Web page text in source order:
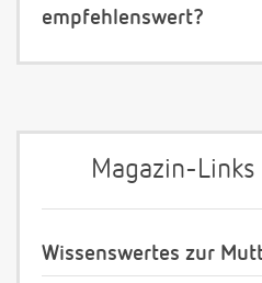
empfehlenswert?
Magazin-
Wissenswertes zur